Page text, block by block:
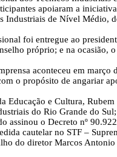
apoiaram a
de Nível Médio,
foi entregue ao
próprio; e na
aconteceu em
o propósito de angariar
Educação e Cultura,
do Rio Grande do
assinou o Decreto nº
cautelar no STF –
do diretor Marcos